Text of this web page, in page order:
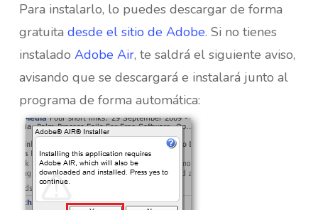
Para instalarlo, lo puedes descargar de forma
gratuita desde el sitio de Adobe. Si no tienes
instalado Adobe Air, te saldrá el siguiente aviso,
avisando que se descargará e instalará junto al
programa de forma automática: